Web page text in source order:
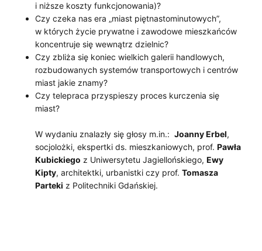
i niższe koszty funkcjonowania)?
Czy czeka nas era „miast piętnastominutowych”,
w których życie prywatne i zawodowe mieszkańców
koncentruje się wewnątrz dzielnic?
Czy zbliża się koniec wielkich galerii handlowych,
rozbudowanych systemów transportowych i centrów
miast jakie znamy?
Czy telepraca przyspieszy proces kurczenia się
miast?
W wydaniu znalazły się głosy m.in.: Joanny Erbel,
socjolożki, ekspertki ds. mieszkaniowych, prof. Pawła
Kubickiego z Uniwersytetu Jagiellońskiego, Ewy
Kipty, architektki, urbanistki czy prof. Tomasza
Parteki z Politechniki Gdańskiej.